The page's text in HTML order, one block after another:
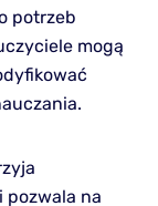
potrzeb
mogą
pozwala na